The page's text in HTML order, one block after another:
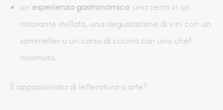
un’esperienza gastronomica: una cena in un
ristorante stellato, una degustazione di vini con un
sommelier o un corso di cucina con uno chef
rinomato.
È appassionata di letteratura o arte?